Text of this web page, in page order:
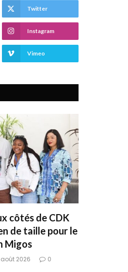
Twitter
Instagram
Vimeo
côtés de CDK
de taille pour le
Migos
2026 0